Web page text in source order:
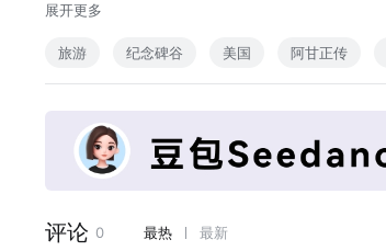
展开更多
旅游 纪念碑谷 美国 阿甘正传